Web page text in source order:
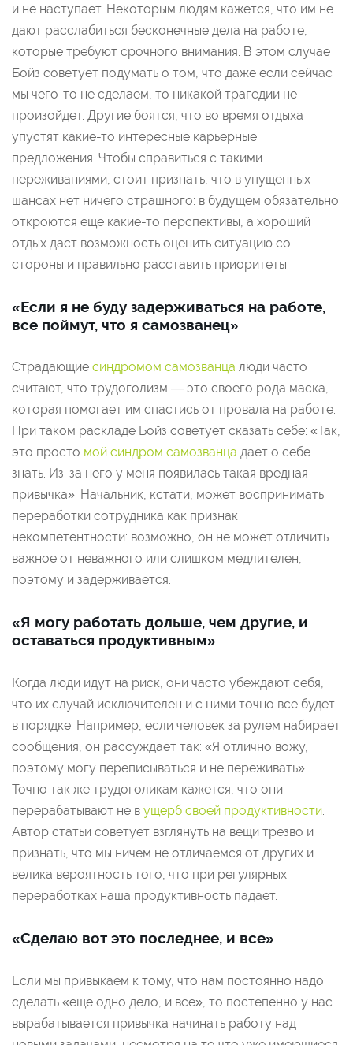
и не наступает. Некоторым людям кажется, что им не
дают расслабиться бесконечные дела на работе,
которые требуют срочного внимания. В этом случае
Бойз советует подумать о том, что даже если сейчас
мы чего-то не сделаем, то никакой трагедии не
произойдет. Другие боятся, что во время отдыха
упустят какие-то интересные карьерные
предложения. Чтобы справиться с такими
переживаниями, стоит признать, что в упущенных
шансах нет ничего страшного: в будущем обязательно
откроются еще какие-то перспективы, а хороший
отдых даст возможность оценить ситуацию со
стороны и правильно расставить приоритеты.
«Если я не буду задерживаться на работе,
все поймут, что я самозванец»
Страдающие синдромом самозванца люди часто
считают, что трудоголизм — это своего рода маска,
которая помогает им спастись от провала на работе.
При таком раскладе Бойз советует сказать себе: «Так,
это просто мой синдром самозванца дает о себе
знать. Из-за него у меня появилась такая вредная
привычка». Начальник, кстати, может воспринимать
переработки сотрудника как признак
некомпетентности: возможно, он не может отличить
важное от неважного или слишком медлителен,
поэтому и задерживается.
«Я могу работать дольше, чем другие, и
оставаться продуктивным»
Когда люди идут на риск, они часто убеждают себя,
что их случай исключителен и с ними точно все будет
в порядке. Например, если человек за рулем набирает
сообщения, он рассуждает так: «Я отлично вожу,
поэтому могу переписываться и не переживать».
Точно так же трудоголикам кажется, что они
перерабатывают не в ущерб своей продуктивности.
Автор статьи советует взглянуть на вещи трезво и
признать, что мы ничем не отличаемся от других и
велика вероятность того, что при регулярных
переработках наша продуктивность падает.
«Сделаю вот это последнее, и все»
Если мы привыкаем к тому, что нам постоянно надо
сделать «еще одно дело, и все», то постепенно у нас
вырабатывается привычка начинать работу над